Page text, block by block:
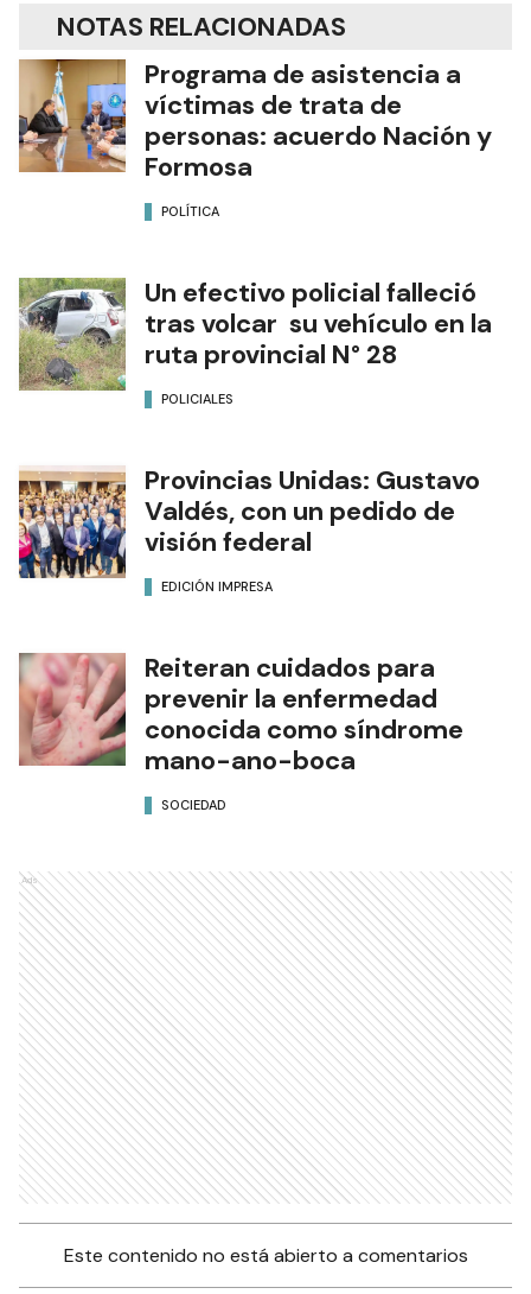
NOTAS RELACIONADAS
Programa de asistencia a
víctimas de trata de
personas: acuerdo Nación y
Formosa
POLÍTICA
Un efectivo policial falleció
tras volcar su vehículo en la
ruta provincial N° 28
POLICIALES
Provincias Unidas: Gustavo
Valdés, con un pedido de
visión federal
EDICIÓN IMPRESA
Reiteran cuidados para
prevenir la enfermedad
conocida como síndrome
mano-ano-boca
SOCIEDAD
Ads
Este contenido no está abierto a comentarios